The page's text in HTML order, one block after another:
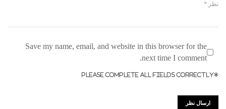
Save my name, email, and website in this browser for the
next time I comment.
*PLEASE COMPLETE ALL FIELDS CORRECTLY